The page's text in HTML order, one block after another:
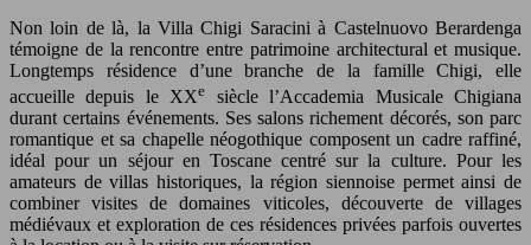
Non loin de là, la Villa Chigi Saracini à Castelnuovo Berardenga
témoigne de la rencontre entre patrimoine architectural et musique.
Longtemps résidence d’une branche de la famille Chigi, elle
accueille depuis le XXe siècle l’Accademia Musicale Chigiana
durant certains événements. Ses salons richement décorés, son parc
romantique et sa chapelle néogothique composent un cadre raffiné,
idéal pour un séjour en Toscane centré sur la culture. Pour les
amateurs de villas historiques, la région siennoise permet ainsi de
combiner visites de domaines viticoles, découverte de villages
médiévaux et exploration de ces résidences privées parfois ouvertes